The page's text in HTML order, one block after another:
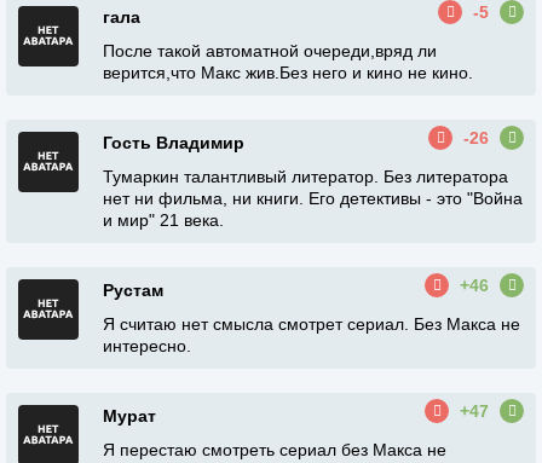
гала
-5
После такой автоматной очереди,вряд ли
верится,что Макс жив.Без него и кино не кино.
Гость Владимир
-26
Тумаркин талантливый литератор. Без литератора
нет ни фильма, ни книги. Его детективы - это "Война
и мир" 21 века.
Рустам
+46
Я считаю нет смысла смотрет сериал. Без Макса не
интересно.
Мурат
+47
Я перестаю смотреть сериал без Макса не